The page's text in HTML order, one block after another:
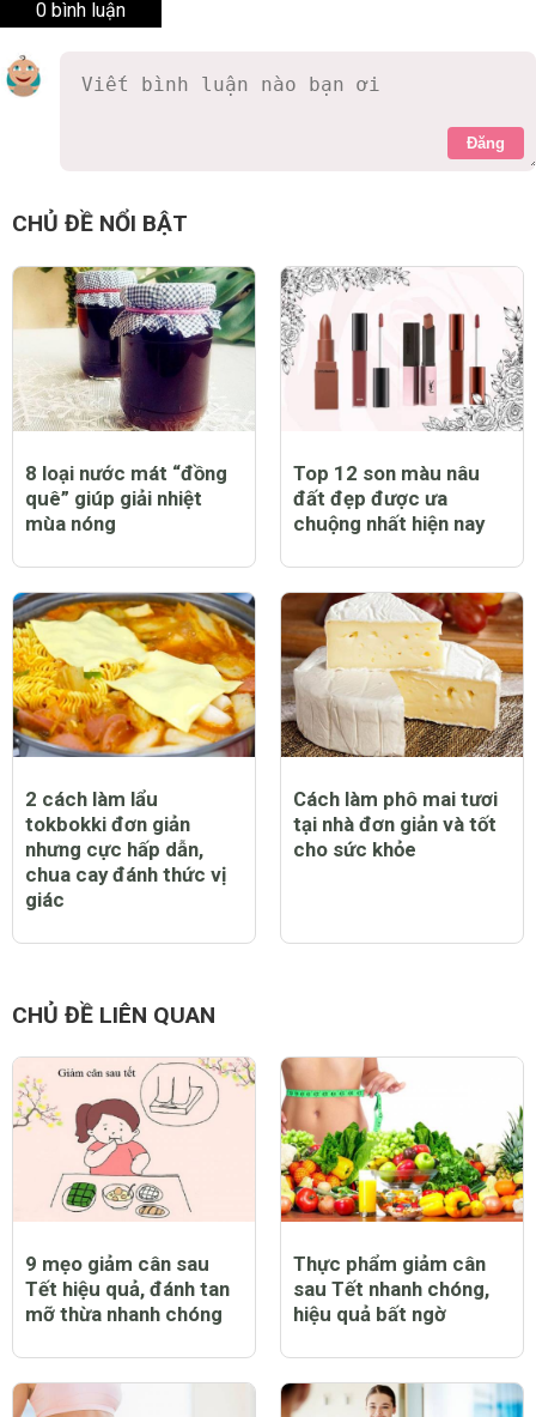
0 bình luận
Đăng
CHỦ ĐỀ NỔI BẬT
8 loại nước mát “đồng
quê” giúp giải nhiệt
mùa nóng
Top 12 son màu nâu
đất đẹp được ưa
chuộng nhất hiện nay
2 cách làm lẩu
tokbokki đơn giản
nhưng cực hấp dẫn,
chua cay đánh thức vị
giác
Cách làm phô mai tươi
tại nhà đơn giản và tốt
cho sức khỏe
CHỦ ĐỀ LIÊN QUAN
9 mẹo giảm cân sau
Tết hiệu quả, đánh tan
mỡ thừa nhanh chóng
Thực phẩm giảm cân
sau Tết nhanh chóng,
hiệu quả bất ngờ